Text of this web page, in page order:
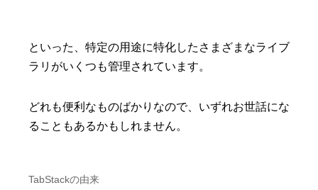
といった、特定の用途に特化したさまざまなライブ
ラリがいくつも管理されています。
どれも便利なものばかりなので、いずれお世話にな
ることもあるかもしれません。
TabStackの由来